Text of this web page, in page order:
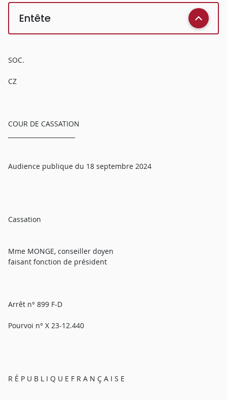
Entête
SOC.
CZ
COUR DE CASSATION
Audience publique du 18 septembre 2024
Cassation
Mme MONGE, conseiller doyen
faisant fonction de président
Arrêt n° 899 F-D
Pourvoi n° X 23-12.440
R É P U B L I Q U E F R A N Ç A I S E